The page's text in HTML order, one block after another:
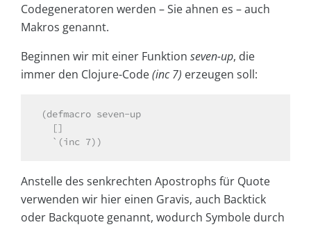
Codegeneratoren werden – Sie ahnen es – auch
Makros genannt.
Beginnen wir mit einer Funktion seven-up, die
immer den Clojure-Code(inc 7) erzeugen soll:
(defmacro seven-up
  []
  `(inc 7))
Anstelle des senkrechten Apostrophs für Quote
verwenden wir hier einen Gravis, auch Backtick
oder Backquote genannt, wodurch Symbole durch